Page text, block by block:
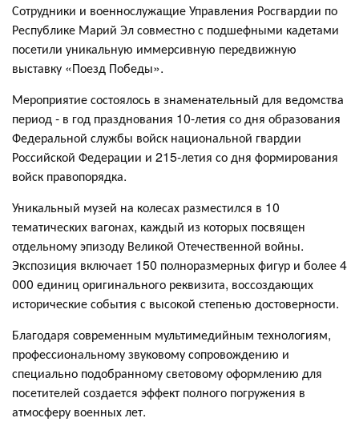
Сотрудники и военнослужащие Управления Росгвардии по
Республике Марий Эл совместно с подшефными кадетами
посетили уникальную иммерсивную передвижную
выставку «Поезд Победы».
Мероприятие состоялось в знаменательный для ведомства
период - в год празднования 10-летия со дня образования
Федеральной службы войск национальной гвардии
Российской Федерации и 215-летия со дня формирования
войск правопорядка.
Уникальный музей на колесах разместился в 10
тематических вагонах, каждый из которых посвящен
отдельному эпизоду Великой Отечественной войны.
Экспозиция включает 150 полноразмерных фигур и более 4
000 единиц оригинального реквизита, воссоздающих
исторические события с высокой степенью достоверности.
Благодаря современным мультимедийным технологиям,
профессиональному звуковому сопровождению и
специально подобранному световому оформлению для
посетителей создается эффект полного погружения в
атмосферу военных лет.